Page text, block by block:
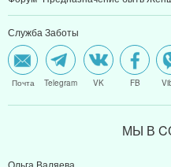
Служба Заботы
Почта Telegram VK FB
МЫ В
Ольга Валяева